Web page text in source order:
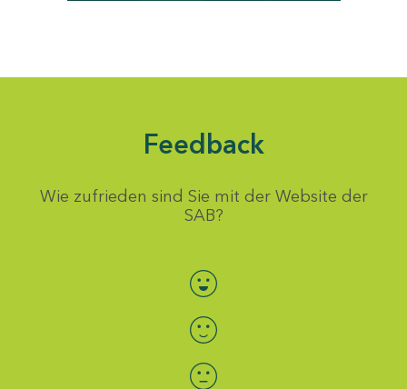
Feedback
Wie zufrieden sind Sie mit der Website der
SAB?
Bewertung auswählen